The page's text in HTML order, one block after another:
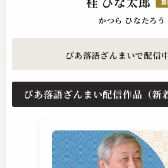
かつら ひなたろう
ぴあ落語ざんまいで配信
ぴあ落語ざんまい配信作品（新